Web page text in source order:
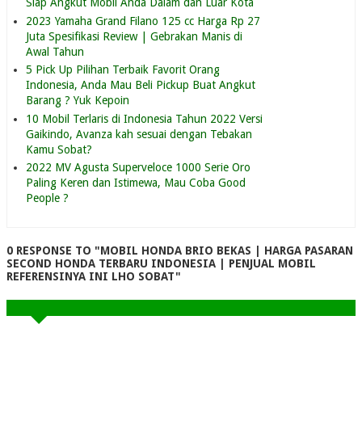
2023 Yamaha Grand Filano 125 cc Harga Rp 27
Juta Spesifikasi Review | Gebrakan Manis di
Awal Tahun
5 Pick Up Pilihan Terbaik Favorit Orang
Indonesia, Anda Mau Beli Pickup Buat Angkut
Barang ? Yuk Kepoin
10 Mobil Terlaris di Indonesia Tahun 2022 Versi
Gaikindo, Avanza kah sesuai dengan Tebakan
Kamu Sobat?
2022 MV Agusta Superveloce 1000 Serie Oro
Paling Keren dan Istimewa, Mau Coba Good
People ?
0 RESPONSE TO "MOBIL HONDA BRIO BEKAS | HARGA PASARAN
SECOND HONDA TERBARU INDONESIA | PENJUAL MOBIL
REFERENSINYA INI LHO SOBAT"